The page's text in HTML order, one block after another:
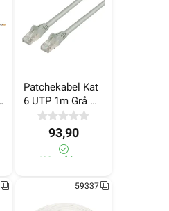
Patchekabel Kat
6 UTP 1m Grå
LinkIT
93,90
400+ på lager
59337